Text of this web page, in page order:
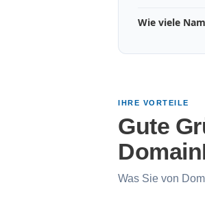
Wie viele
IHRE VORTEILE
Gute
Was Sie von